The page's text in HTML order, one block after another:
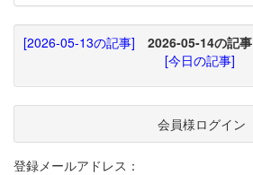
[2026-05-13の記事] 2026-05-14の記事
[今日の記事]
会員様ログイン
登録メールアドレス：